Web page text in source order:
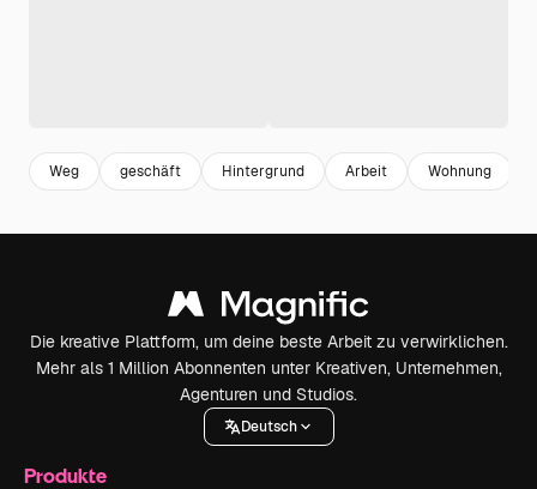
Weg geschäft Hintergrund Arbeit Wohnung
Die kreative Plattform, um deine beste Arbeit zu verwirklichen.
Mehr als 1 Million Abonnenten unter Kreativen, Unternehmen,
Agenturen und Studios.
Deutsch
Produkte